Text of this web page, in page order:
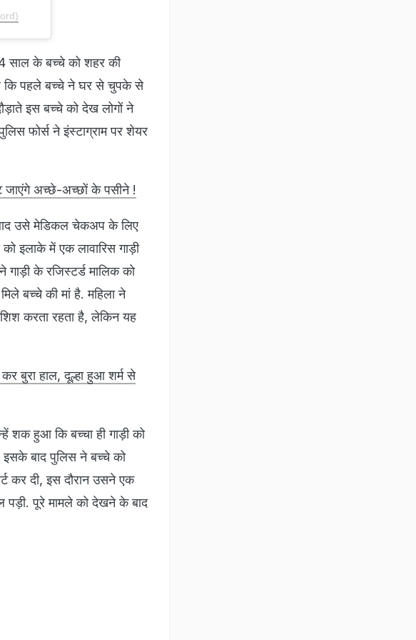
4 साल के बच्चे को शहर की
है कि पहले बच्चे ने घर से चुपके से
इस बच्चे को देख लोगों ने
फोर्स ने इंस्टाग्राम पर शेयर
अच्छे-अच्छों के पसीने !
उसे मेडिकल चेकअप के लिए
इलाके में एक लावारिस गाड़ी
गाड़ी के रजिस्टर्ड मालिक को
बच्चे की मां है. महिला ने
करता रहता है, लेकिन यह
बुरा हाल, दूल्हा हुआ शर्म से
शक हुआ कि बच्चा ही गाड़ी को
इसके बाद पुलिस ने बच्चे को
कर दी, इस दौरान उसने एक
पड़ी. पूरे मामले को देखने के बाद